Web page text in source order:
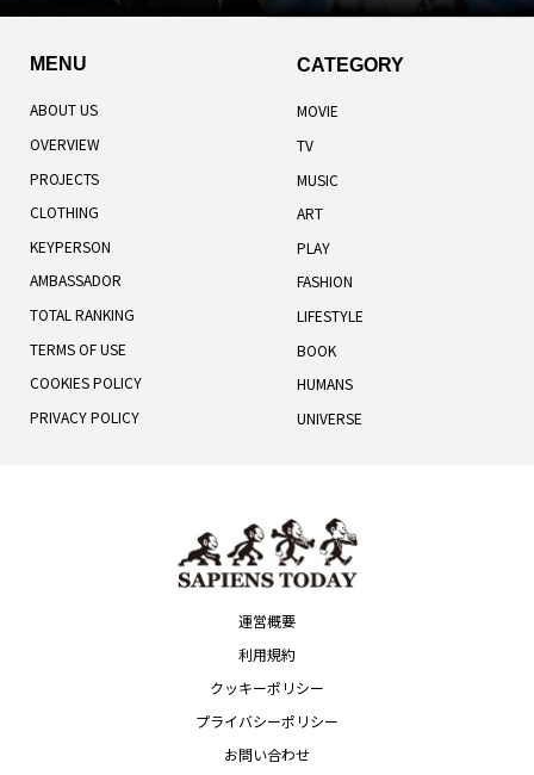
MENU
ABOUT US
OVERVIEW
PROJECTS
CLOTHING
KEYPERSON
AMBASSADOR
TOTAL RANKING
TERMS OF USE
COOKIES POLICY
PRIVACY POLICY
CATEGORY
MOVIE
TV
MUSIC
ART
PLAY
FASHION
LIFESTYLE
BOOK
HUMANS
UNIVERSE
運営概要
利用規約
クッキーポリシー
プライバシーポリシー
お問い合わせ